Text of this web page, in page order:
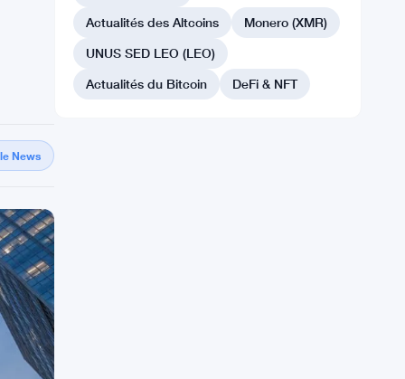
News
Actualités des Altcoins
Monero (XMR)
UNUS SED LEO (LEO)
Actualités du Bitcoin
DeFi & NFT